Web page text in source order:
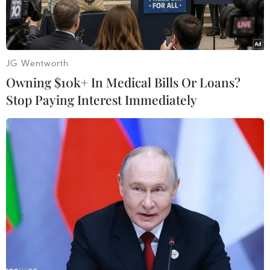
Lấy mẫu xét nghiệm tầm soát bệnh COVID-19 tại Thành phố Hồ
Chí Minh. (Ảnh: Đinh Hằng/TTXVN)
Theo Ban Chỉ đạo Quốc gia Phòng chống dịch
COVID-19, trong số các bệnh nhân đang điều trị
tại các cơ sở y tế trên cả nước, hiện bệnh nhân
BN1536)
đang điều trị tại Bệnh viện Phổi
Đà Nặng là bệnh nhân nặng nhất.
JG Wentworth
Owning $10k+ In Medical Bills Or Loans?
Stop Paying Interest Immediately